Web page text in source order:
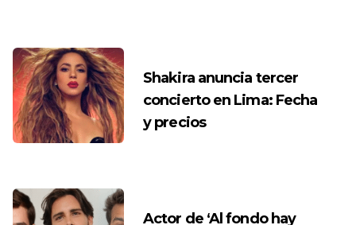
Shakira anuncia tercer
concierto en Lima: Fecha
y precios
Actor de ‘Al fondo hay